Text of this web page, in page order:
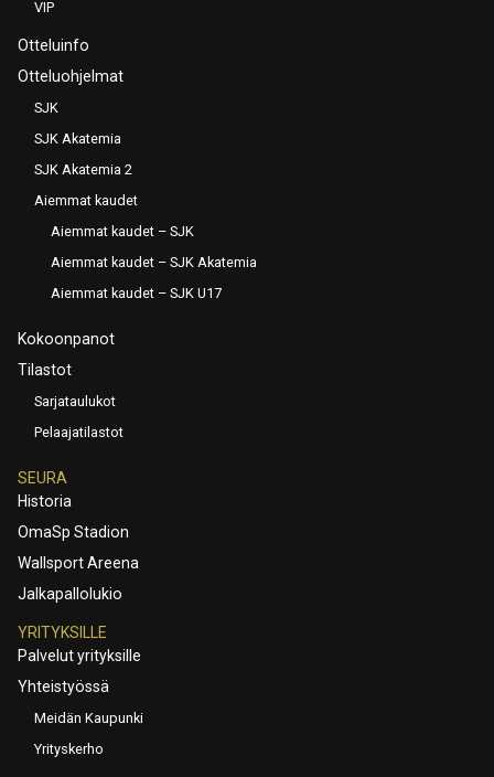
VIP
Otteluinfo
Otteluohjelmat
SJK
SJK Akatemia
SJK Akatemia 2
Aiemmat kaudet
Aiemmat kaudet – SJK
Aiemmat kaudet – SJK Akatemia
Aiemmat kaudet – SJK U17
Kokoonpanot
Tilastot
Sarjataulukot
Pelaajatilastot
SEURA
Historia
OmaSp Stadion
Wallsport Areena
Jalkapallolukio
YRITYKSILLE
Palvelut yrityksille
Yhteistyössä
Meidän Kaupunki
Yrityskerho